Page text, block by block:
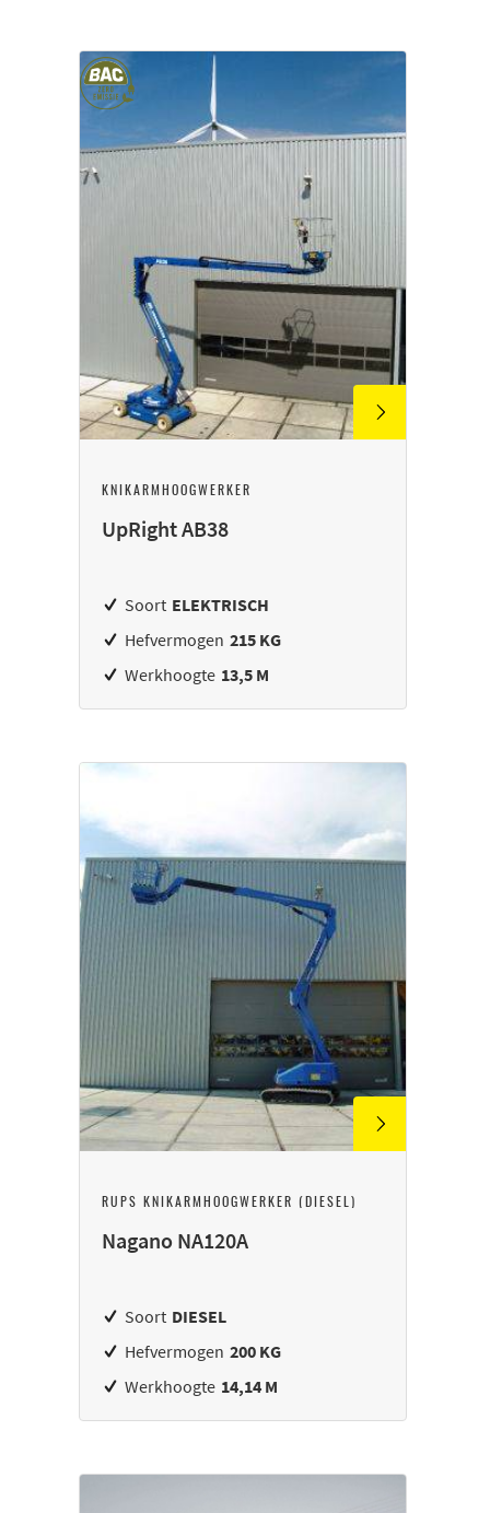
KNIKARMHOOGWERKER
UpRight AB38
Soort ELEKTRISCH
Hefvermogen 215 KG
Werkhoogte 13,5 M
RUPS KNIKARMHOOGWERKER (DIESEL)
Nagano NA120A
Soort DIESEL
Hefvermogen 200 KG
Werkhoogte 14,14 M